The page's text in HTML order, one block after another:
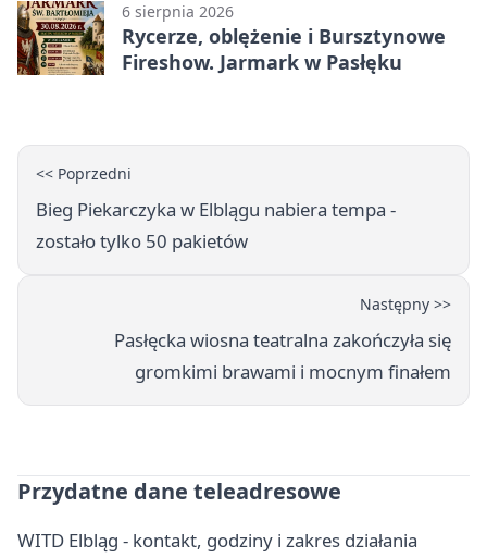
6 sierpnia 2026
Rycerze, oblężenie i Bursztynowe
Fireshow. Jarmark w Pasłęku
<< Poprzedni
Bieg Piekarczyka w Elblągu nabiera tempa -
zostało tylko 50 pakietów
Następny >>
Pasłęcka wiosna teatralna zakończyła się
gromkimi brawami i mocnym finałem
Przydatne dane teleadresowe
WITD Elbląg - kontakt, godziny i zakres działania